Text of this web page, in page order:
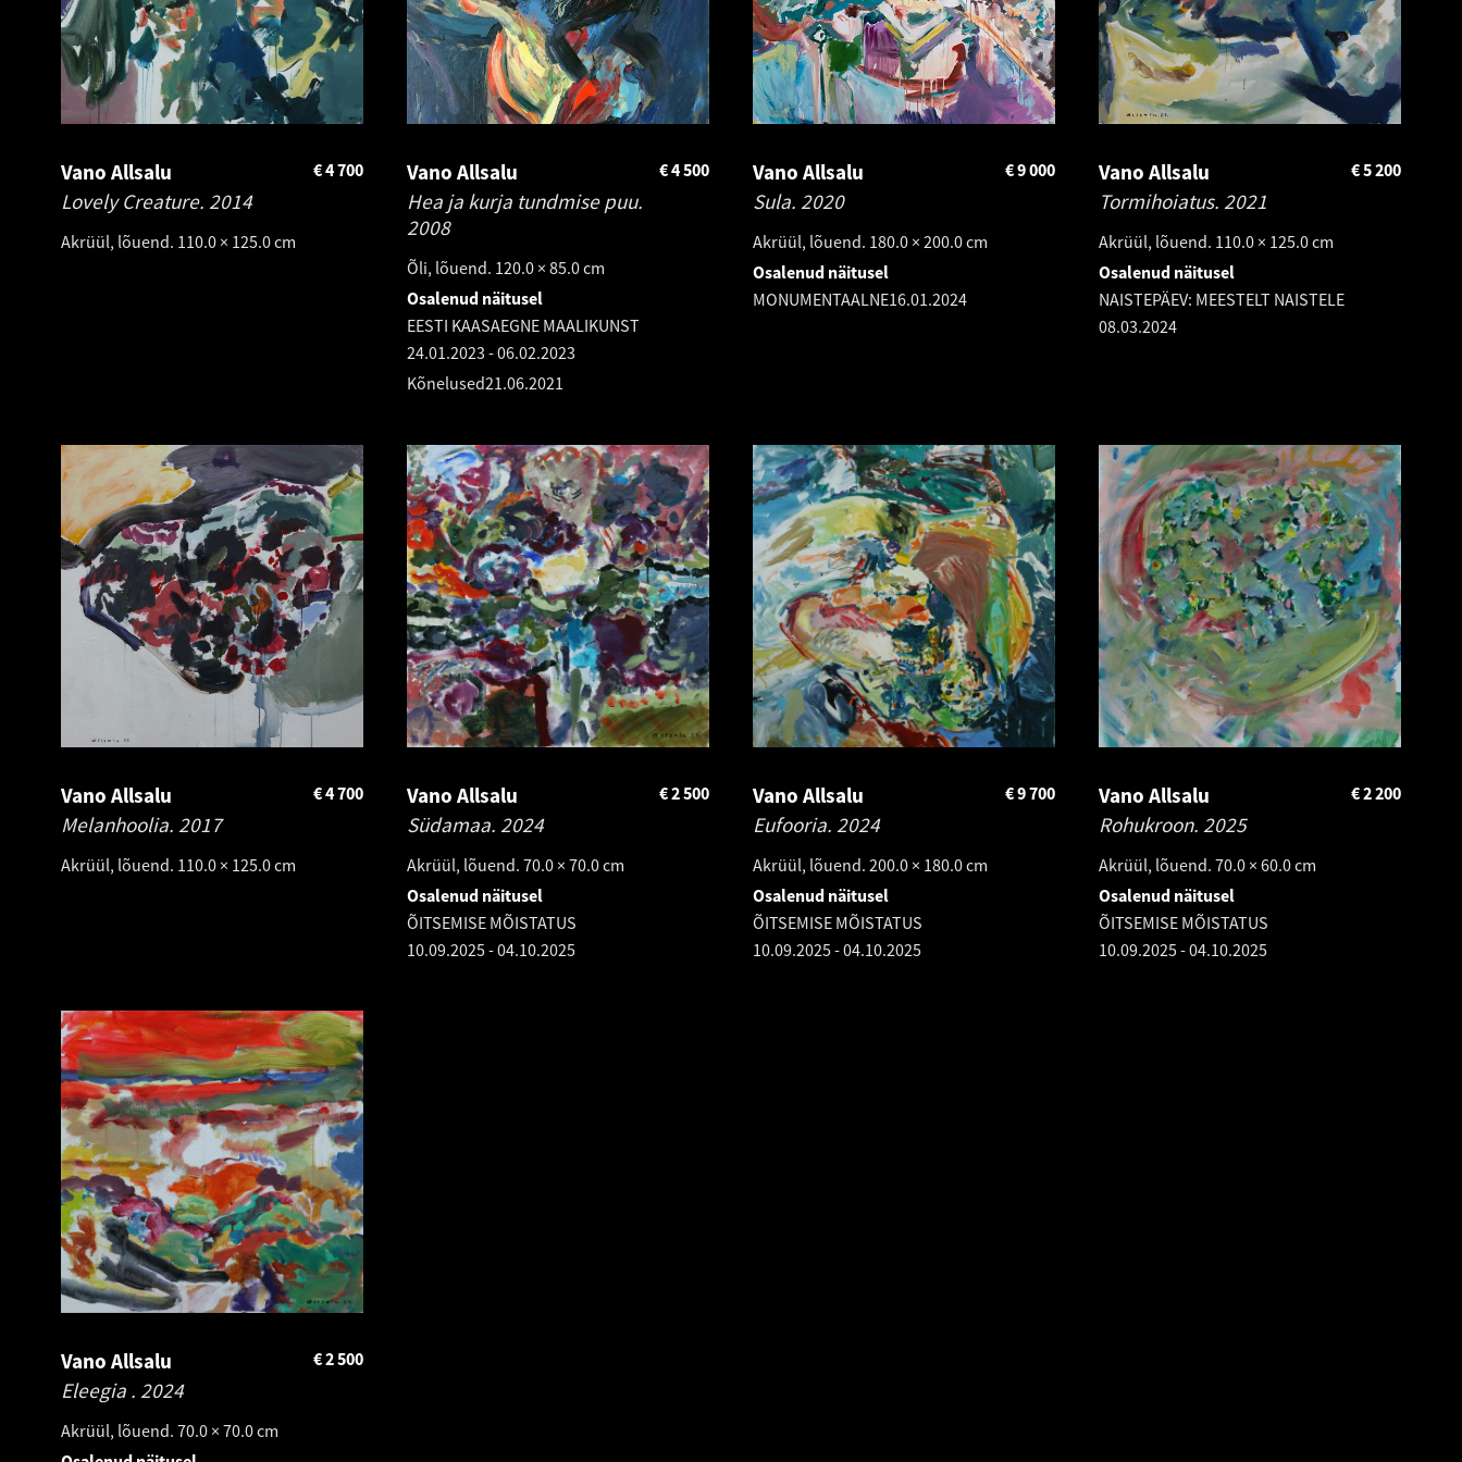
Vano Allsalu
Lovely Creature. 2014
Akrüül, lõuend. 110.0 × 125.0 cm
4 700
€
Vano Allsalu
Hea ja kurja tundmise puu.
2008
Õli, lõuend. 120.0 × 85.0 cm
4 500
€
Osalenud näitusel
EESTI KAASAEGNE MAALIKUNST
24.01.2023 -06.02.2023
Kõnelused21.06.2021
Vano Allsalu
Sula. 2020
Akrüül, lõuend. 180.0 × 200.0 cm
9 000
€
Osalenud näitusel
MONUMENTAALNE16.01.2024
Vano Allsalu
Tormihoiatus. 2021
Akrüül, lõuend. 110.0 × 125.0 cm
5 200
€
Osalenud näitusel
NAISTEPÄEV: MEESTELT NAISTELE
08.03.2024
Vano Allsalu
Melanhoolia. 2017
Akrüül, lõuend. 110.0 × 125.0 cm
4 700
€
Vano Allsalu
Südamaa. 2024
Akrüül, lõuend. 70.0 × 70.0 cm
2 500
€
Osalenud näitusel
ÕITSEMISE MÕISTATUS
10.09.2025-04.10.2025
Vano Allsalu
Eufooria. 2024
Akrüül, lõuend. 200.0 × 180.0 cm
9 700
€
Osalenud näitusel
ÕITSEMISE MÕISTATUS
10.09.2025-04.10.2025
Vano Allsalu
Rohukroon. 2025
Akrüül, lõuend. 70.0 × 60.0 cm
2 200
€
Osalenud näitusel
ÕITSEMISE MÕISTATUS
10.09.2025-04.10.2025
Vano Allsalu
Eleegia . 2024
Akrüül, lõuend. 70.0 × 70.0 cm
2 500
€